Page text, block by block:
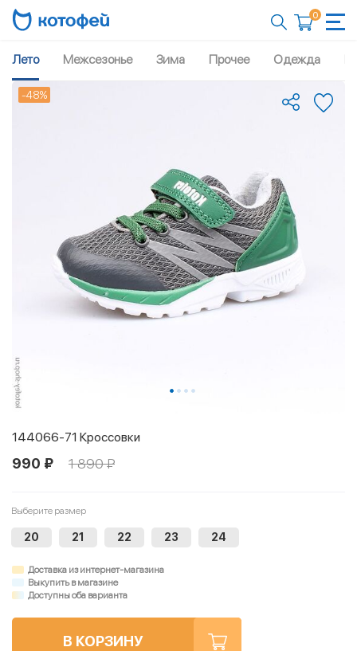
0
Лето Межсезонье Зима Прочее Одежда
-48%
144066-71 Кроссовки
990 ₽ 1 890 ₽
Выберите размер
20 21 22 23 24
Доставка из интернет-магазина
Выкупить в магазине
Доступны оба варианта
В КОРЗИНУ